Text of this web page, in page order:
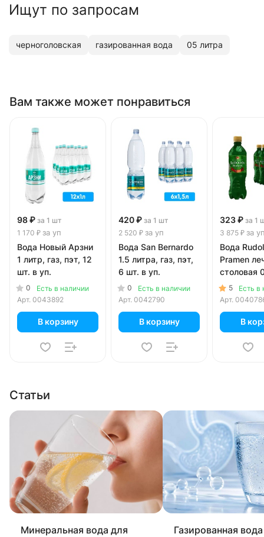
Ищут по запросам
черноголовская газированная вода 05 литра
Вам также может понравиться
98 ₽ за 1 шт
1 170 ₽ за уп
Вода Новый Арзни
1 литр, газ, пэт, 12
шт. в уп.
0
Есть в наличии
Арт. 0043892
В корзину
420 ₽ за 1 шт
2 520 ₽ за уп
Вода San Bernardo
1.5 литра, газ, пэт,
6 шт. в уп.
0
Есть в наличии
Арт. 0042790
В корзину
323 ₽ за 1
3 875 ₽ за
Вода
Pramen
столовая
газ, пэт,
5
Есть в
Арт.
В
Статьи
Минеральная вода для
Газированная